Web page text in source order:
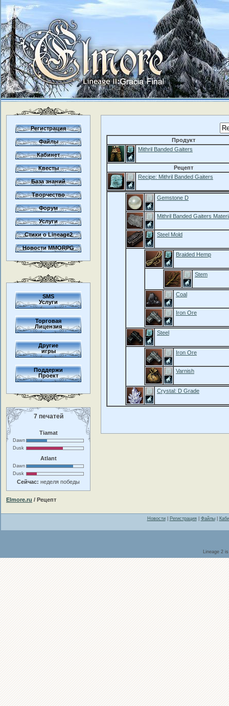
Регистрация
Файлы
Кабинет
Квесты
База знаний
Творчество
Форум
Услуги
Стихи о Lineage2
Новости MMORPG
SMS
Услуги
Торговая
Лицензия
Другие
игры
Поддержи
Проект
7 печатей
Tiamat
Dawn
Dusk
Atlant
Dawn
Dusk
Сейчас: неделя победы
Продукт
Mithril Banded Gaiters
Рецепт
Recipe: Mithril Banded Gaiters
Gemstone D
Mithril Banded Gaiters
Steel Mold
Braided Hemp
Stem
Coal
Iron Ore
Steel
Iron Ore
Varnish
Crystal: D Grade
Elmore.ru / Рецепт
Новости| Регистрация| Файлы|
Lineage 2